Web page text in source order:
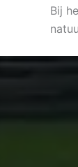
Bij